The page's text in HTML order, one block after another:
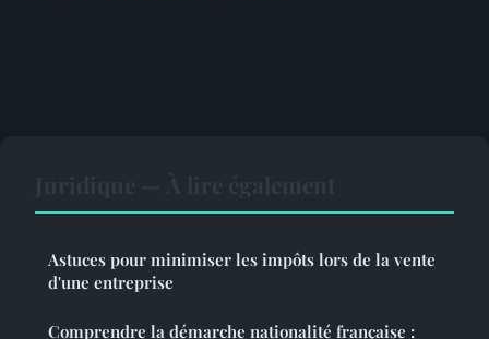
Astuces pour minimiser les impôts lors de la vente
d'une entreprise
Comprendre la démarche nationalité française :